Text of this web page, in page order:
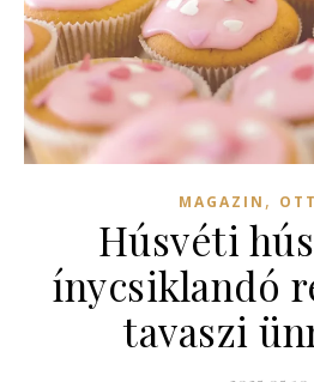
MAGAZIN ,
Húsvéti
ínycsiklandó
tavaszi